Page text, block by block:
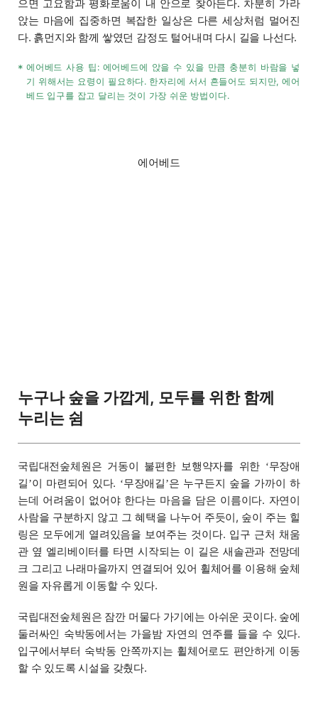
으면 고요함과 평화로움이 내 안으로 찾아든다. 차분히 가라
앉는 마음에 집중하면 복잡한 일상은 다른 세상처럼 멀어진
다. 흙먼지와 함께 쌓였던 감정도 털어내며 다시 길을 나선다.
* 에어베드 사용 팁: 에어베드에 앉을 수 있을 만큼 충분히 바람을 넣
기 위해서는 요령이 필요하다. 한자리에 서서 흔들어도 되지만, 에어
베드 입구를 잡고 달리는 것이 가장 쉬운 방법이다.
에어베드
누구나 숲을 가깝게, 모두를 위한 함께
누리는 쉼
국립대전숲체원은 거동이 불편한 보행약자를 위한 ‘무장애
길’이 마련되어 있다. ‘무장애길’은 누구든지 숲을 가까이 하
는데 어려움이 없어야 한다는 마음을 담은 이름이다. 자연이
사람을 구분하지 않고 그 혜택을 나누어 주듯이, 숲이 주는 힐
링은 모두에게 열려있음을 보여주는 것이다. 입구 근처 채움
관 옆 엘리베이터를 타면 시작되는 이 길은 새솔관과 전망데
크 그리고 나래마을까지 연결되어 있어 휠체어를 이용해 숲체
원을 자유롭게 이동할 수 있다.
국립대전숲체원은 잠깐 머물다 가기에는 아쉬운 곳이다. 숲에
둘러싸인 숙박동에서는 가을밤 자연의 연주를 들을 수 있다.
입구에서부터 숙박동 안쪽까지는 휠체어로도 편안하게 이동
할 수 있도록 시설을 갖췄다.